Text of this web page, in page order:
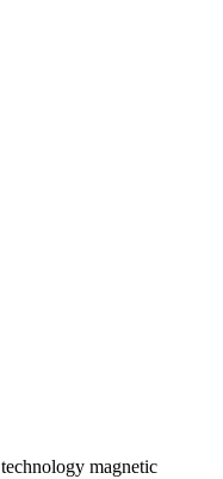
قاب یانگ کیت ایفون 13 پرو مدل technology magnetic